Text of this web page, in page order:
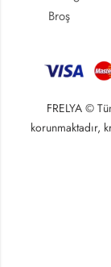
Broş
FRELYA ©
korunmaktadır,